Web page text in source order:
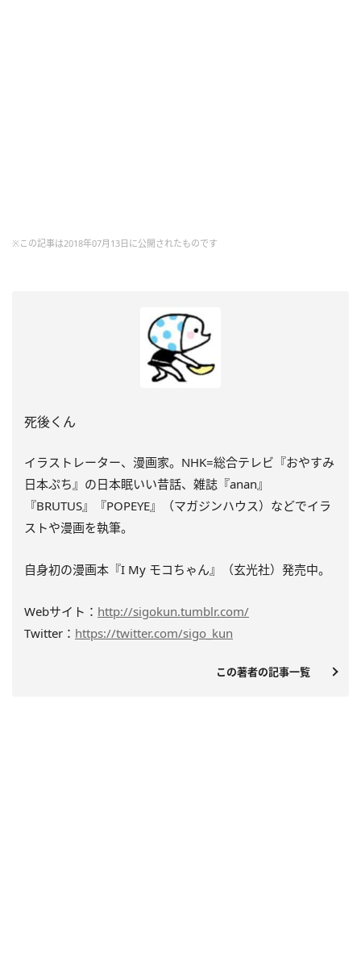
※この記事は2018年07月13日に公開されたものです
死後くん
イラストレーター、漫画家。NHK=総合テレビ『おやすみ
日本ぷち』の日本眠いい昔話、雑誌『anan』
『BRUTUS』『POPEYE』（マガジンハウス）などでイラ
ストや漫画を執筆。
自身初の漫画本『I My モコちゃん』 （玄光社） 発売中。
Webサイト： http://sigokun.tumblr.com/
Twitter： https://twitter.com/sigo_kun
この著者の記事一覧